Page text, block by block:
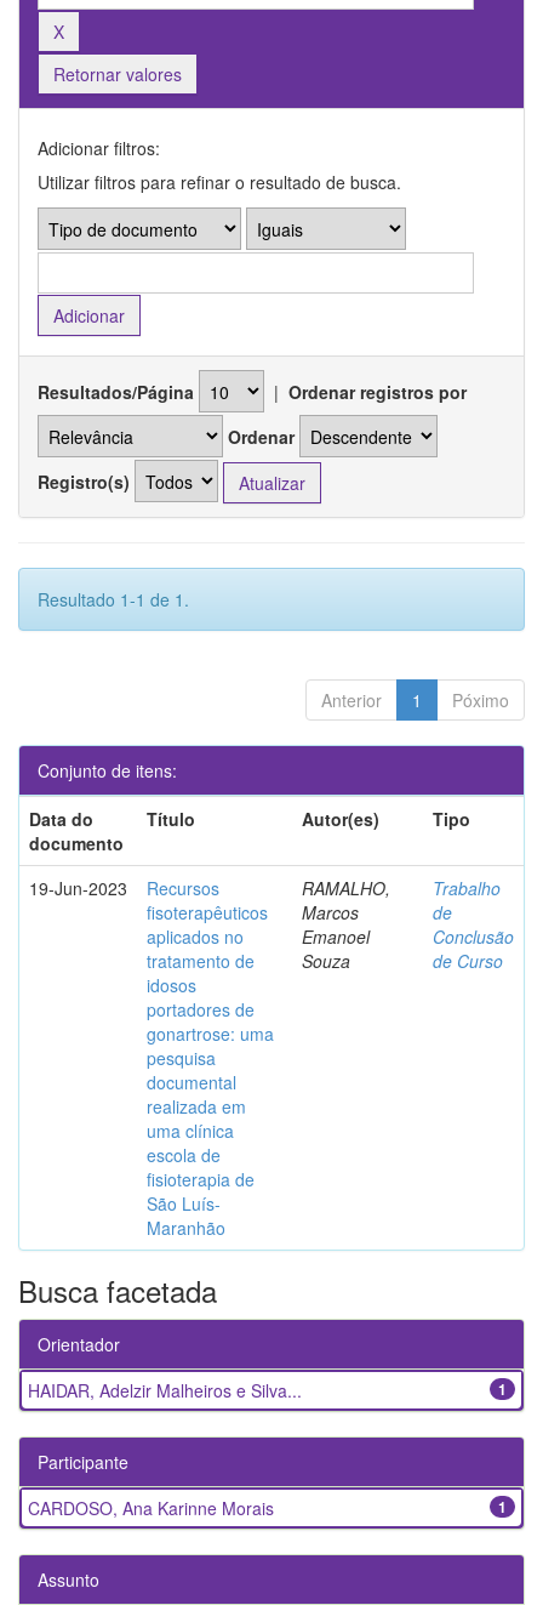
Retornar valores
Adicionar filtros:
Utilizar filtros para refinar o resultado de busca.
Resultados/Página | Ordenar registros por
Ordenar
Registro(s)
Resultado 1-1 de 1.
Anterior 1 Póximo
Conjunto de itens:
Data do
documento
Título Autor(es) Tipo
19-Jun-2023
Recursos
fisoterapêuticos
aplicados no
tratamento de
idosos
portadores de
gonartrose: uma
pesquisa
documental
realizada em
uma clínica
escola de
fisioterapia de
São Luís-
Maranhão
RAMALHO,
Marcos
Emanoel
Souza
Trabalho
de
Conclusão
de Curso
Busca facetada
Orientador
1
HAIDAR, Adelzir Malheiros e Silva...
Participante
1
CARDOSO, Ana Karinne Morais
Assunto